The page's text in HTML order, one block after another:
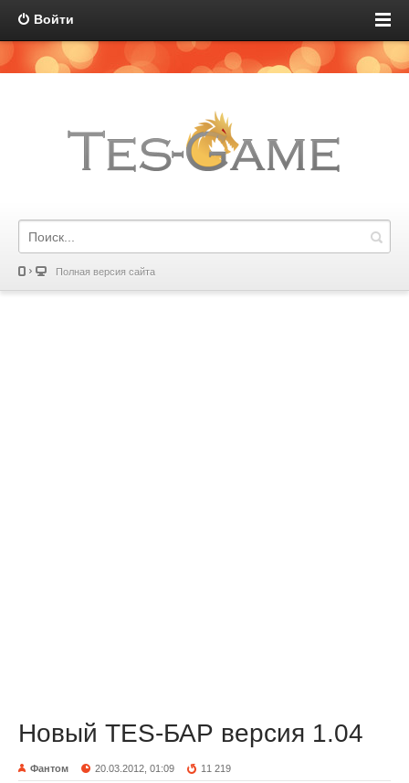
Войти
Полная версия сайта
Новый TES-БАР версия 1.04
Фантом 20.03.2012, 01:09 11 219